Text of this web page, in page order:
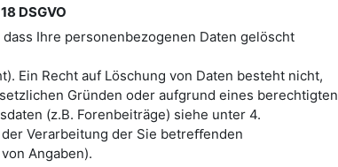
DSGVO
Ihre personenbezogenen Daten gelöscht
Ein Recht auf Löschung von Daten besteht nicht,
Gründen oder aufgrund eines berechtigten
(z.B. Forenbeiträge) siehe unter 4.
Verarbeitung der Sie betreﬀenden
Angaben).